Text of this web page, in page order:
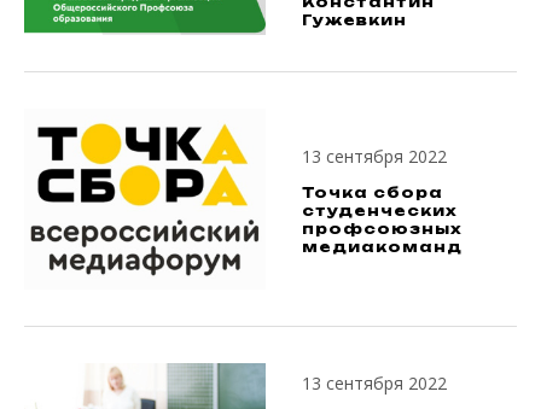
Гужевкин
13 сентября 2022
Точка сбора
студенческих
профсоюзных
медиакоманд
13 сентября 2022